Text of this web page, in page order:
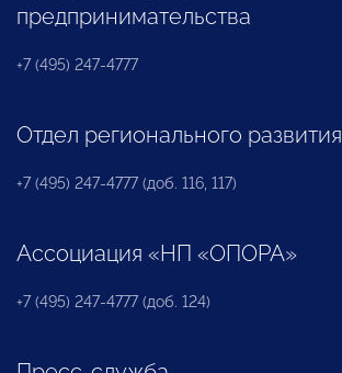
предпринимательства
+7 (495) 247-4777
Отдел регионального развития
+7 (495) 247-4777 (доб. 116, 117)
Ассоциация «НП «ОПОРА»
+7 (495) 247-4777 (доб. 124)